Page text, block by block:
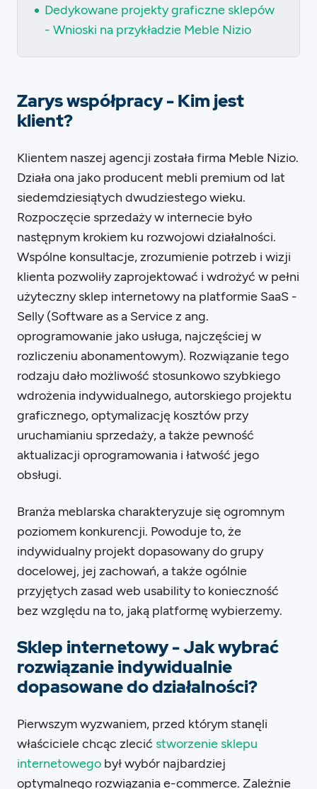
Dedykowane projekty graficzne sklepów
- Wnioski na przykładzie Meble Nizio
Zarys współpracy - Kim jest
klient?
Klientem naszej agencji została firma Meble Nizio.
Działa ona jako producent mebli premium od lat
siedemdziesiątych dwudziestego wieku.
Rozpoczęcie sprzedaży w internecie było
następnym krokiem ku rozwojowi działalności.
Wspólne konsultacje, zrozumienie potrzeb i wizji
klienta pozwoliły zaprojektować i wdrożyć w pełni
użyteczny sklep internetowy na platformie SaaS -
Selly (Software as a Service z ang.
oprogramowanie jako usługa, najczęściej w
rozliczeniu abonamentowym). Rozwiązanie tego
rodzaju dało możliwość stosunkowo szybkiego
wdrożenia indywidualnego, autorskiego projektu
graficznego, optymalizację kosztów przy
uruchamianiu sprzedaży, a także pewność
aktualizacji oprogramowania i łatwość jego
obsługi.
Branża meblarska charakteryzuje się ogromnym
poziomem konkurencji. Powoduje to, że
indywidualny projekt dopasowany do grupy
docelowej, jej zachowań, a także ogólnie
przyjętych zasad web usability to konieczność
bez względu na to, jaką platformę wybierzemy.
Sklep internetowy - Jak wybrać
rozwiązanie indywidualnie
dopasowane do działalności?
Pierwszym wyzwaniem, przed którym stanęli
właściciele chcąc zlecić stworzenie sklepu
internetowego był wybór najbardziej
optymalnego rozwiązania e-commerce. Zależnie